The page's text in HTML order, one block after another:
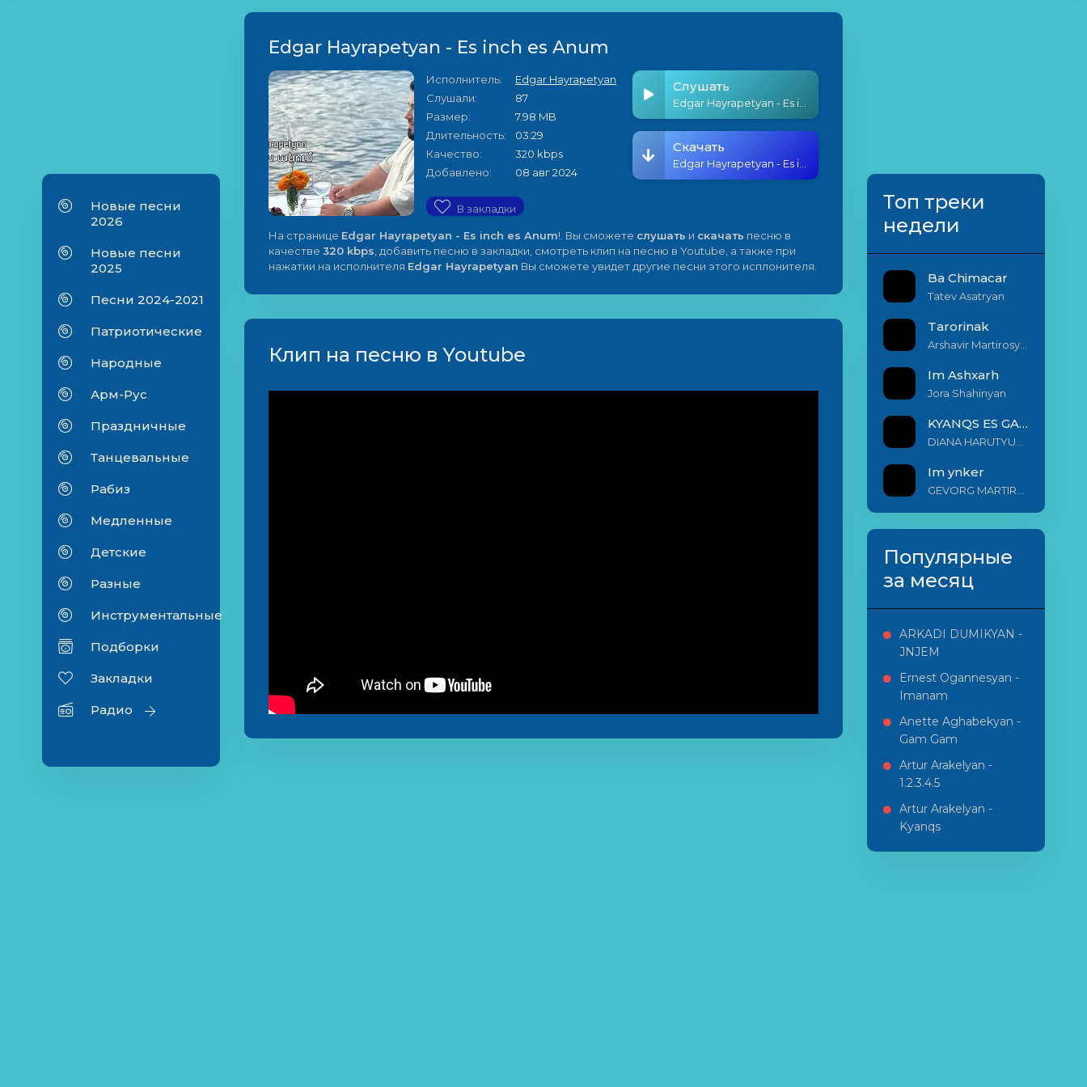
Новые песни
2026
Новые песни
2025
Песни 2024-2021
Патриотические
Народные
Арм-Рус
Праздничные
Танцевальные
Рабиз
Медленные
Детские
Разные
Инструментальные
Подборки
Закладки
Радио
Edgar Hayrapetyan - Es inch es Anum
Исполнитель:
Edgar Hayrapetyan
Слушали:
87
Размер:
7.98 MB
Длительность:
03:29
Качество:
320 kbps
Добавлено:
08 авг 2024
В закладки
Слушать
Скачать
На странице Edgar Hayrapetyan - Es inch es Anum!. Вы сможете слушать и скачать песню в
качестве 320 kbps , добавить песню в закладки, смотреть клип на песню в Youtube, а также при
нажатии на исполнителя Edgar Hayrapetyan Вы сможете увидет другие песни этого исплонителя.
Клип на песню в Youtube
Топ треки
недели
Ba Chimacar
Tatev Asatryan
Tarorinak
Im Ashxarh
Jora Shahinyan
KYANQS ES GALIS EM
Im ynker
Популярные
за месяц
ARKADI DUMIKYAN -
JNJEM
Ernest Ogannesyan -
Imanam
Anette Aghabekyan -
Gam Gam
Artur Arakelyan -
1.2.3.4.5
Artur Arakelyan -
Kyanqs